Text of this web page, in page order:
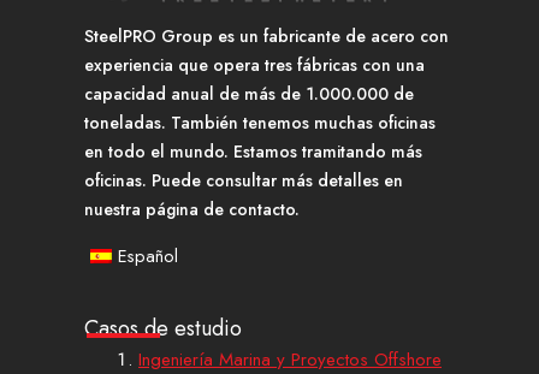
SteelPRO Group es un fabricante de acero con
experiencia que opera tres fábricas con una
capacidad anual de más de 1.000.000 de
toneladas. También tenemos muchas oficinas
en todo el mundo. Estamos tramitando más
oficinas. Puede consultar más detalles en
nuestra página de contacto.
Español
Casos de estudio
Ingeniería Marina y Proyectos Offshore